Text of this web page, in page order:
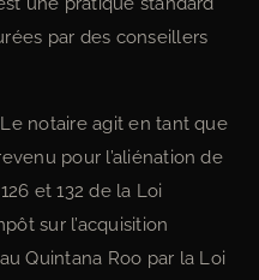
par des conseillers
Le notaire agit en tant que
pour l’aliénation de
et 132 de la Loi
sur l’acquisition
Quintana Roo par la Loi